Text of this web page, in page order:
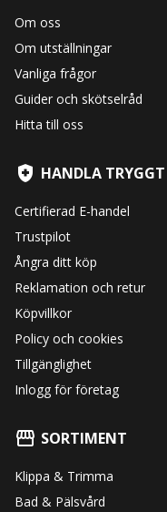
Om oss
Om utställningar
Vanliga frågor
Guider och skötselråd
Hitta till oss
HANDLA TRYGGT
Certifierad E-handel
Trustpilot
Ångra ditt köp
Reklamation och retur
Köpvillkor
Policy och cookies
Tillgänglighet
Inlogg för företag
SORTIMENT
Klippa & Trimma
Bad & Pälsvård